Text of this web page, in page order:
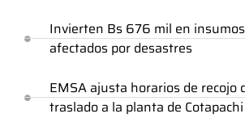
Invierten Bs 676 mil en
afectados por desastres
EMSA ajusta horarios de recojo
traslado a la planta de Cotapachi